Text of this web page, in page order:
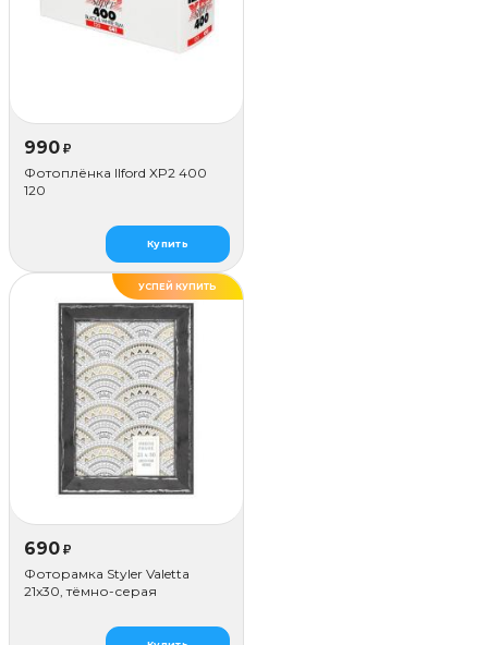
990 ₽
Фотоплёнка Ilford XP2 400
120
Купить
УСПЕЙ КУПИТЬ
690 ₽
Фоторамка Styler Valetta
21x30, тёмно-серая